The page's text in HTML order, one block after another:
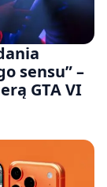
sensu” –
GTA VI